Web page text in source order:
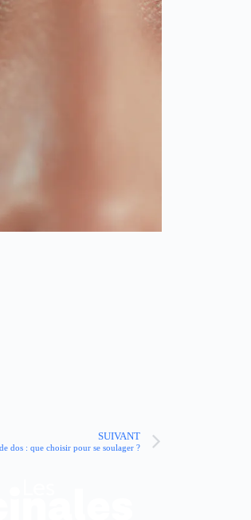
SUIVANT
dos : que choisir pour se soulager ?